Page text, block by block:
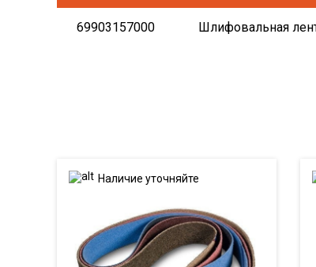
69903157000 Шлифовальная
Наличие уточняйте